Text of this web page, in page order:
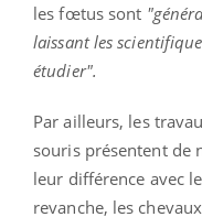
les fœtus sont
laissant les
étudier".
Par ailleurs, les
souris présentent de
leur différence avec
revanche, les